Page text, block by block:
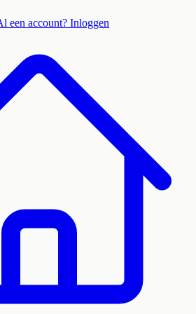
een account? Inloggen